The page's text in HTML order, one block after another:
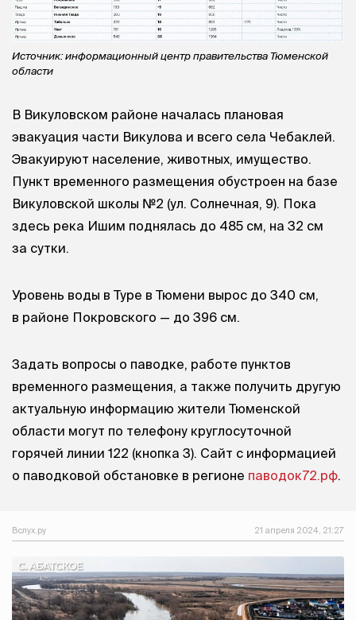
Источник: информационный центр правительства Тюменской
области
В Викуловском районе началась плановая
эвакуация части Викулова и всего села Чебаклей.
Эвакуируют население, животных, имущество.
Пункт временного размещения обустроен на базе
Викуловской школы №2 (ул. Солнечная, 9). Пока
здесь река Ишим поднялась до 485 см, на 32 см
за сутки.
Уровень воды в Туре в Тюмени вырос до 340 см,
в районе Покровского — до 396 см.
Задать вопросы о паводке, работе пунктов
временного размещения, а также получить другую
актуальную информацию жители Тюменской
области могут по телефону круглосуточной
горячей линии 122 (кнопка 3). Сайт с информацией
о паводковой обстановке в регионе паводок72.рф.
Вслух.ру 21 апреля 2024, 21:27